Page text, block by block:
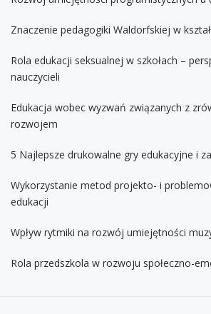
Znaczenie pedagogiki Waldorfskiej w
Rola edukacji seksualnej w szkołach –
nauczycieli
Edukacja wobec wyzwań związanych z
rozwojem
5 Najlepsze drukowalne gry edukacyjne i
Wykorzystanie metod projekto- i
edukacji
Wpływ rytmiki na rozwój umiejętności
Rola przedszkola w rozwoju społeczno-